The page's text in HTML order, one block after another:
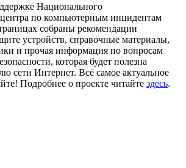
Национального
по компьютерным инцидентам
собраны рекомендации
устройств, справочные материалы,
и прочая информация по вопросам
которая будет полезна
сети Интернет. Всё самое актуальное
Подробнее о проекте читайте здесь.